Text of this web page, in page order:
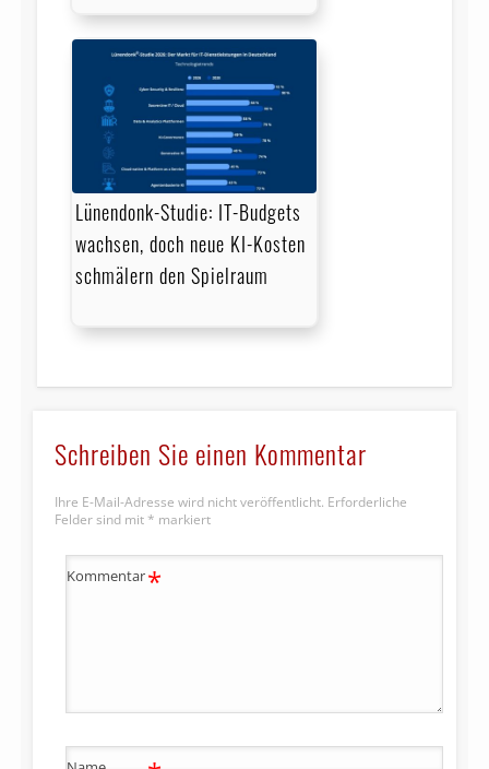
Lünendonk-Studie: IT-Budgets
wachsen, doch neue KI-Kosten
schmälern den Spielraum
Schreiben Sie einen Kommentar
Ihre E-Mail-Adresse wird nicht veröffentlicht. Erforderliche
Felder sind mit * markiert
Kommentar*